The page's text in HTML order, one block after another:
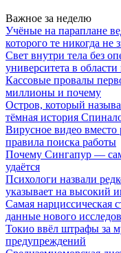
Важное за неделю
Учёные на параплане
которого те никогда не
Свет внутри тела без
университета в
Кассовые провалы
миллионы и почему
Остров, который
тёмная история
Вирусное видео
правила поиска работы
Почему Сингапур —
удаётся
Психологи назвали
указывает на высокий
Самая
данные нового
Токио ввёл штрафы за
предупреждений